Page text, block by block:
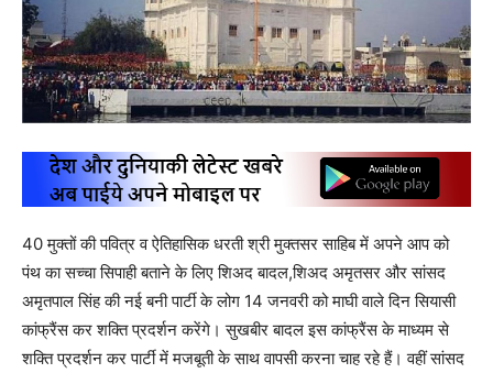
40 मुक्तों की पवित्र व ऐतिहासिक धरती श्री मुक्तसर साहिब में अपने आप को
पंथ का सच्चा सिपाही बताने के लिए शिअद बादल,शिअद अमृतसर और सांसद
अमृतपाल सिंह की नई बनी पार्टी के लोग 14 जनवरी को माघी वाले दिन सियासी
कांफ्रैंस कर शक्ति प्रदर्शन करेंगे। सुखबीर बादल इस कांफ्रैंस के माध्यम से
शक्ति प्रदर्शन कर पार्टी में मजबूती के साथ वापसी करना चाह रहे हैं। वहीं सांसद